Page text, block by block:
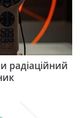
радіаційний